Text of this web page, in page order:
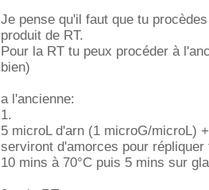
Je pense qu'il faut que tu
produit de RT.
Pour la RT tu peux procéder à
bien)
a l'ancienne:
1.
5 microL d'arn (1 microG/microL)
serviront d'amorces pour répliquer
10 mins à 70°C puis 5 mins sur